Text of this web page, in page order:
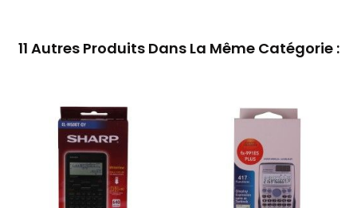
11 Autres Produits Dans La Même Catégorie :